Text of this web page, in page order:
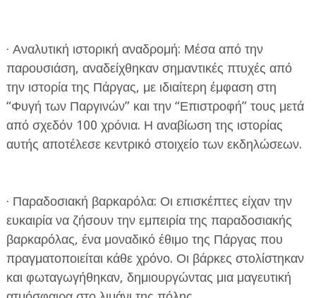
· Αναλυτική ιστορική αναδρομή: Μέσα από την
παρουσιάση, αναδείχθηκαν σημαντικές πτυχές από
την ιστορία της Πάργας, με ιδιαίτερη έμφαση στη
“Φυγή των Παργινών” και την “Επιστροφή” τους μετά
από σχεδόν 100 χρόνια. Η αναβίωση της ιστορίας
αυτής αποτέλεσε κεντρικό στοιχείο των εκδηλώσεων.
· Παραδοσιακή βαρκαρόλα: Οι επισκέπτες είχαν την
ευκαιρία να ζήσουν την εμπειρία της παραδοσιακής
βαρκαρόλας, ένα μοναδικό έθιμο της Πάργας που
πραγματοποιείται κάθε χρόνο. Οι βάρκες στολίστηκαν
και φωταγωγήθηκαν, δημιουργώντας μια μαγευτική